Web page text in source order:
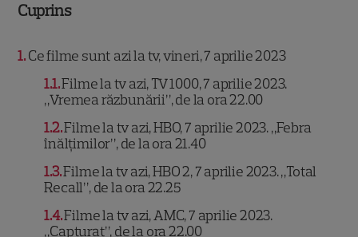
Cuprins
1 Ce filme sunt azi la tv, vineri, 7 aprilie 2023
1.1Filme la tv azi, TV 1000, 7 aprilie 2023.
„Vremea răzbunării”, de la ora 22.00
1.2Filme la tv azi, HBO, 7 aprilie 2023. „Febra
înălțimilor”, de la ora 21.40
1.3Filme la tv azi, HBO 2, 7 aprilie 2023. „Total
Recall”, de la ora 22.25
1.4Filme la tv azi, AMC, 7 aprilie 2023.
„Capturat”, de la ora 22.00